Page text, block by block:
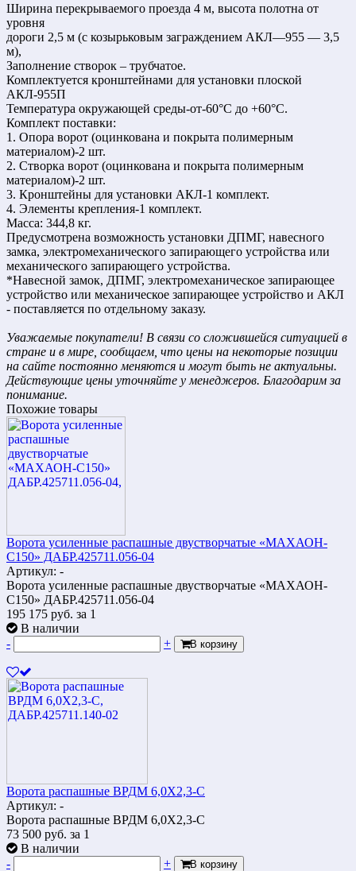
Ширина перекрываемого проезда 4 м, высота полотна от
уровня
дороги 2,5 м (с козырьковым заграждением АКЛ—955 — 3,5
м),
Заполнение створок – трубчатое.
Комплектуется кронштейнами для установки плоской
АКЛ-955П
Температура окружающей среды-от-60°С до +60°С.
Комплект поставки:
1. Опора ворот (оцинкована и покрыта полимерным
материалом)-2 шт.
2. Створка ворот (оцинкована и покрыта полимерным
материалом)-2 шт.
3. Кронштейны для установки АКЛ-1 комплект.
4. Элементы крепления-1 комплект.
Масса: 344,8 кг.
Предусмотрена возможность установки ДПМГ, навесного
замка, электромеханического запирающего устройства или
механического запирающего устройства.
*Навесной замок, ДПМГ, электромеханическое запирающее
устройство или механическое запирающее устройство и АКЛ
- поставляется по отдельному заказу.
Уважаемые покупатели! В связи со сложившейся ситуацией в
стране и в мире, сообщаем, что цены на некоторые позиции
на сайте постоянно меняются и могут быть не актуальны.
Действующие цены уточняйте у менеджеров. Благодарим за
понимание.
Похожие товары
Ворота усиленные распашные двустворчатые «МАХАОН-
С150» ДАБР.425711.056-04
Артикул: -
Ворота усиленные распашные двустворчатые «МАХАОН-
С150» ДАБР.425711.056-04
195 175 руб. за 1
В наличии
-
+ В корзину
Ворота распашные ВРДМ 6,0Х2,3-С
Артикул: -
Ворота распашные ВРДМ 6,0Х2,3-С
73 500 руб. за 1
В наличии
-
+ В корзину